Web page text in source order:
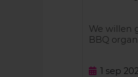
We willen
BBQ
1 sep